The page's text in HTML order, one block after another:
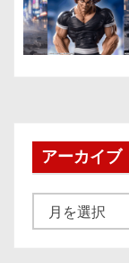
アーカイブ
ー